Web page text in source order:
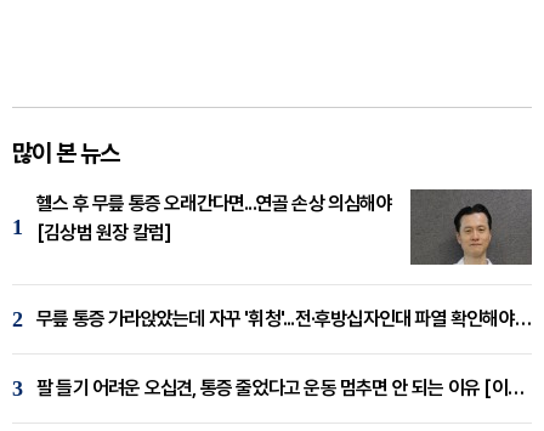
많이 본 뉴스
1
헬스 후 무릎 통증 오래간다면...연골 손상 의심해야
[김상범 원장 칼럼]
2 무릎 통증 가라앉았는데 자꾸 '휘청'...전·후방십자인대 파열 확인해야 [곽우경 원장 칼럼]
3 팔 들기 어려운 오십견, 통증 줄었다고 운동 멈추면 안 되는 이유 [이병욱 원장 칼럼]